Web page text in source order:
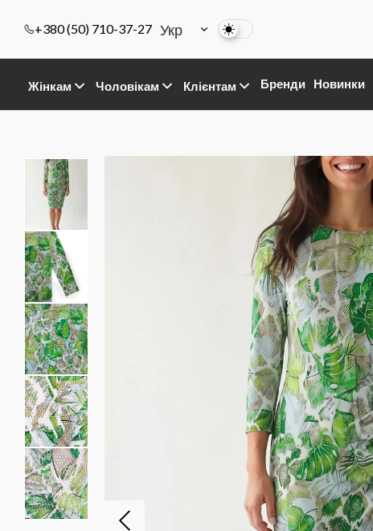
+380 (50) 710-37-27 Укр
Жінкам Чоловікам Клієнтам Бренди Новинки